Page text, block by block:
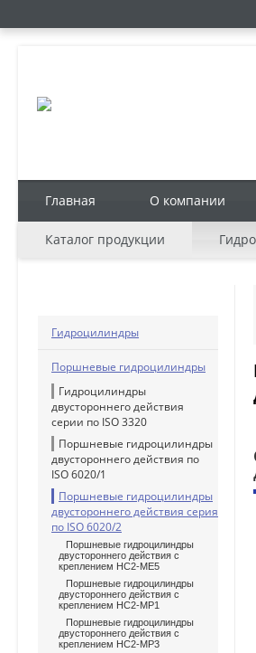
Главная О компании
Каталог продукции
Гидроцилиндры
Поршневые гидроцилиндры
Гидроцилиндры
двустороннего действия
серии по ISO 3320
Поршневые гидроцилиндры
двустороннего действия по
ISO 6020/1
Поршневые гидроцилиндры
двустороннего действия серия
по ISO 6020/2
Поршневые гидроцилиндры
двустороннего действия с
креплением HC2-ME5
Поршневые гидроцилиндры
двустороннего действия с
креплением HC2-MP1
Поршневые гидроцилиндры
двустороннего действия с
креплением HC2-MP3